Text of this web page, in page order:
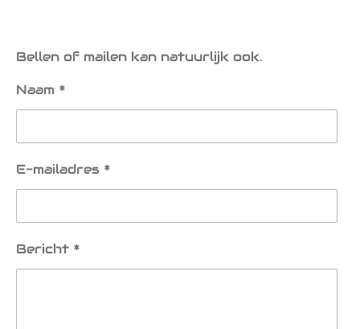
Bellen of mailen kan natuurlijk ook.
Naam *
E-mailadres *
Bericht *